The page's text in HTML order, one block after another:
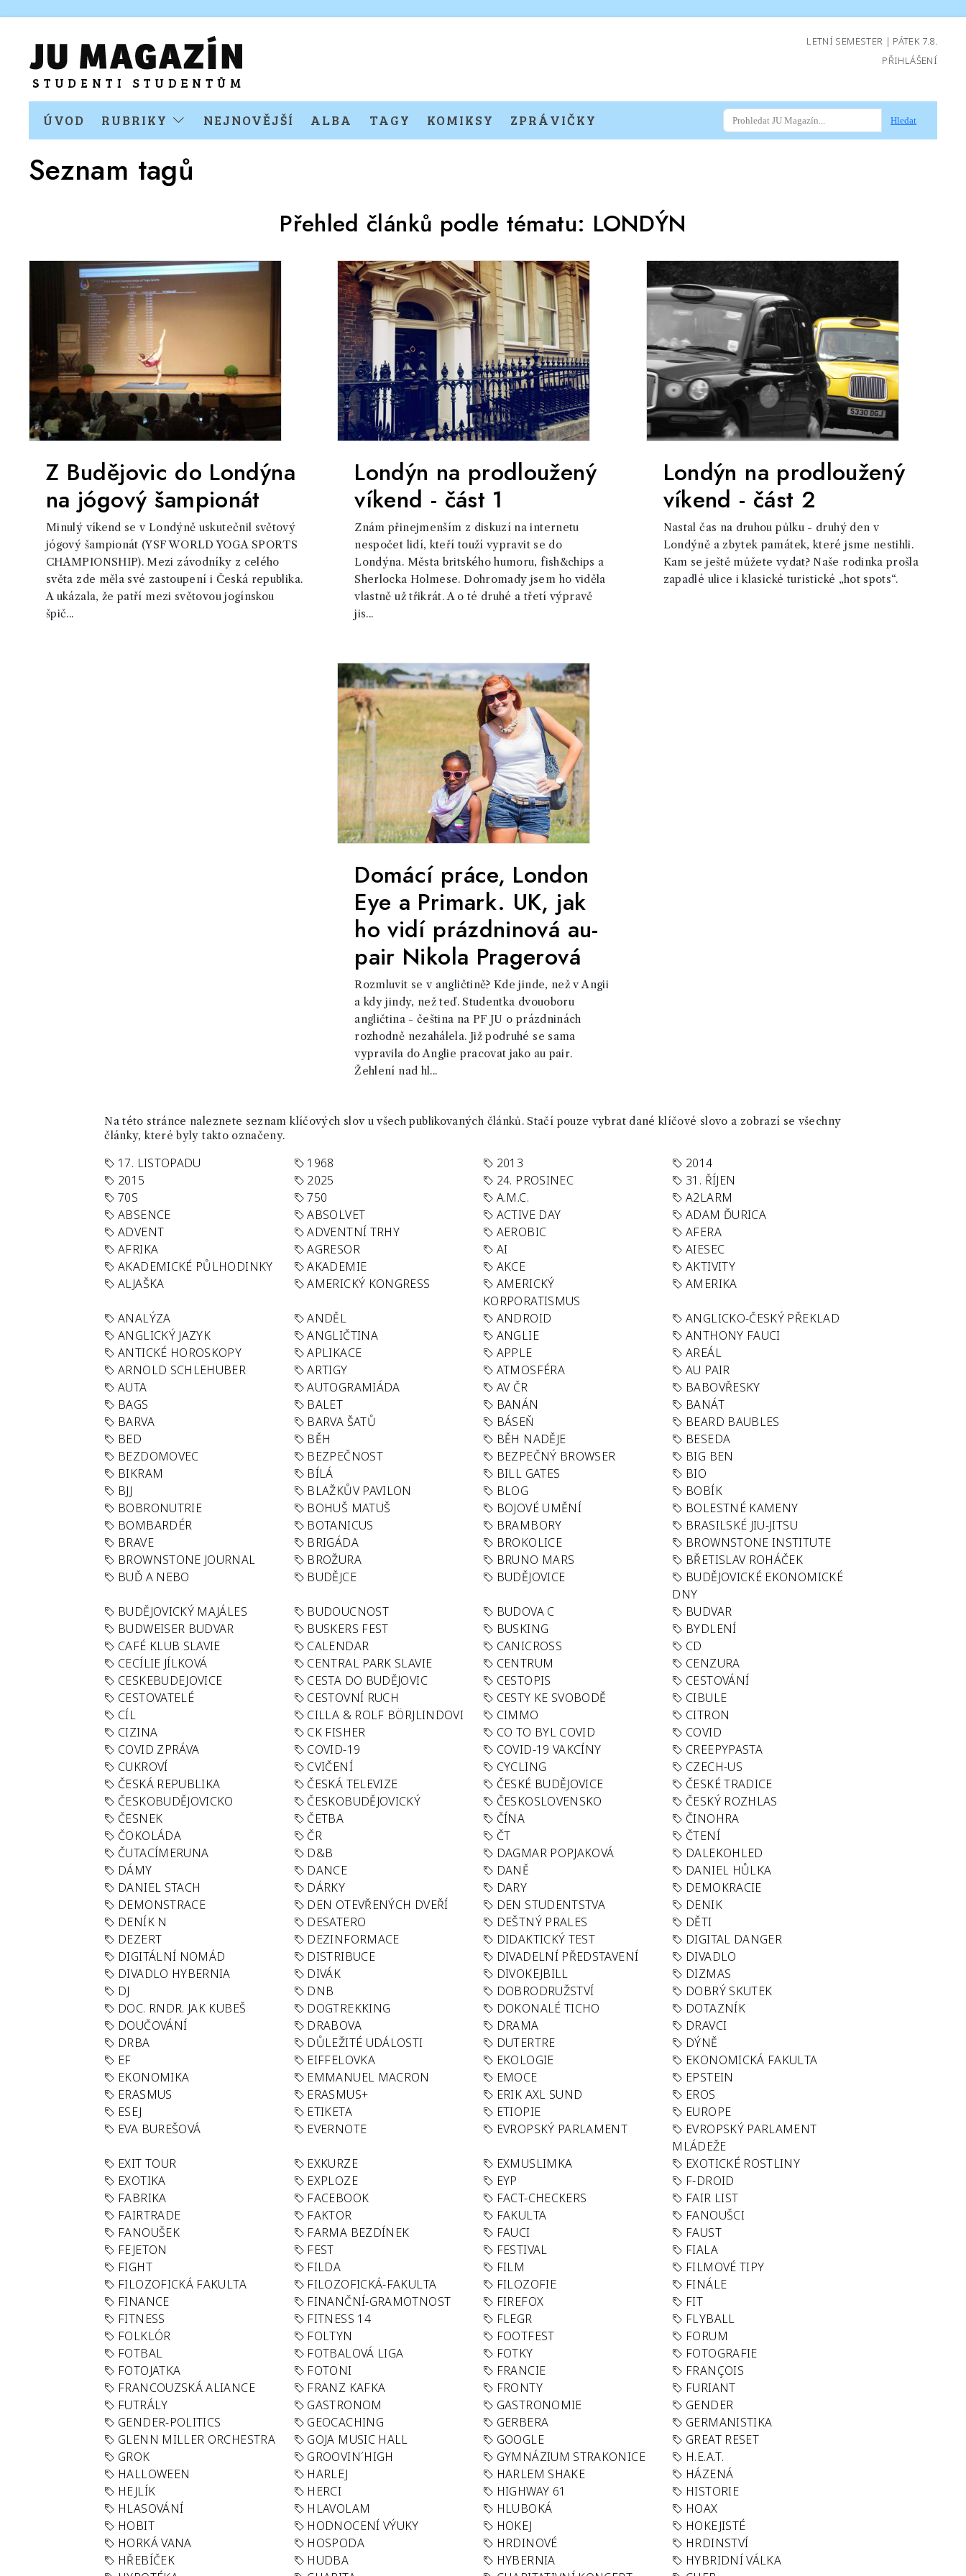
LETNÍ SEMESTER | PÁTEK 7.8.
PŘIHLÁŠENÍ
ÚVOD RUBRIKY NEJNOVĚJŠÍ ALBA TAGY KOMIKSY ZPRÁVIČKY Hledat
Seznam tagů
Přehled článků podle tématu: LONDÝN
Z Budějovic do Londýna
na jógový šampionát
Minulý víkend se v Londýně uskutečnil světový
jógový šampionát (YSF WORLD YOGA SPORTS
CHAMPIONSHIP). Mezi závodníky z celého
světa zde měla své zastoupení i Česká republika.
A ukázala, že patří mezi světovou jogínskou
špič...
Londýn na prodloužený
víkend - část 1
Znám přinejmenším z diskuzí na internetu
nespočet lidí, kteří touží vypravit se do
Londýna. Města britského humoru, fish&chips a
Sherlocka Holmese. Dohromady jsem ho viděla
vlastně už třikrát. A o té druhé a třetí výpravě
jis...
Londýn na prodloužený
víkend - část 2
Nastal čas na druhou půlku - druhý den v
Londýně a zbytek památek, které jsme nestihli.
Kam se ještě můžete vydat? Naše rodinka prošla
zapadlé ulice i klasické turistické „hot spots“.
Domácí práce, London
Eye a Primark. UK, jak
ho vidí prázdninová au-
pair Nikola Pragerová
Rozmluvit se v angličtině? Kde jinde, než v Angii
a kdy jindy, než teď. Studentka dvouoboru
angličtina - čeština na PF JU o prázdninách
rozhodně nezahálela. Již podruhé se sama
vypravila do Anglie pracovat jako au pair.
Žehlení nad hl...
Na této stránce naleznete seznam klíčových slov u všech publikovaných článků. Stačí pouze vybrat dané klíčové slovo a zobrazí se všechny
články, které byly takto označeny.
17. LISTOPADU 1968 2013
2014
2015
2025 24. PROSINEC
31. ŘÍJEN
70S
750 A.M.C.
A2LARM
ABSENCE
ABSOLVET ACTIVE DAY
ADAM ĎURICA
ADVENT
ADVENTNÍ TRHY AEROBIC
AFERA
AFRIKA
AGRESOR AI
AIESEC
AKADEMICKÉ PŮLHODINKY
AKADEMIE AKCE
AKTIVITY
ALJAŠKA
AMERICKÝ KONGRESS
AMERICKÝ
KORPORATISMUS
AMERIKA
ANALÝZA ANDĚL ANDROID
ANGLICKO-ČESKÝ PŘEKLAD
ANGLICKÝ JAZYK
ANGLIČTINA ANGLIE
ANTHONY FAUCI
ANTICKÉ HOROSKOPY
APLIKACE APPLE
AREÁL
ARNOLD SCHLEHUBER
ARTIGY ATMOSFÉRA
AU PAIR
AUTA
AUTOGRAMIÁDA AV ČR
BABOVŘESKY
BAGS
BALET BANÁN
BANÁT
BARVA
BARVA ŠATŮ BÁSEŇ
BEARD BAUBLES
BED
BĚH BĚH NADĚJE
BESEDA
BEZDOMOVEC
BEZPEČNOST BEZPEČNÝ BROWSER
BIG BEN
BIKRAM
BÍLÁ BILL GATES
BIO
BJJ
BLAŽKŮV PAVILON BLOG
BOBÍK
BOBRONUTRIE
BOHUŠ MATUŠ BOJOVÉ UMĚNÍ
BOLESTNÉ KAMENY
BOMBARDÉR
BOTANICUS BRAMBORY
BRASILSKÉ JIU-JITSU
BRAVE
BRIGÁDA BROKOLICE
BROWNSTONE INSTITUTE
BROWNSTONE JOURNAL
BROŽURA BRUNO MARS
BŘETISLAV ROHÁČEK
BUĎ A NEBO
BUDĚJCE BUDĚJOVICE
BUDĚJOVICKÉ EKONOMICKÉ
DNY
BUDĚJOVICKÝ MAJÁLES
BUDOUCNOST BUDOVA C
BUDVAR
BUDWEISER BUDVAR
BUSKERS FEST BUSKING
BYDLENÍ
CAFÉ KLUB SLAVIE
CALENDAR CANICROSS
CD
CECÍLIE JÍLKOVÁ
CENTRAL PARK SLAVIE CENTRUM
CENZURA
CESKEBUDEJOVICE
CESTA DO BUDĚJOVIC CESTOPIS
CESTOVÁNÍ
CESTOVATELÉ
CESTOVNÍ RUCH CESTY KE SVOBODĚ
CIBULE
CÍL
CILLA & ROLF BÖRJLINDOVI CIMMO
CITRON
CIZINA
CK FISHER CO TO BYL COVID
COVID
COVID ZPRÁVA
COVID-19 COVID-19 VAKCÍNY
CREEPYPASTA
CUKROVÍ
CVIČENÍ CYCLING
CZECH-US
ČESKÁ REPUBLIKA
ČESKÁ TELEVIZE ČESKÉ BUDĚJOVICE
ČESKÉ TRADICE
ČESKOBUDĚJOVICKO
ČESKOBUDĚJOVICKÝ ČESKOSLOVENSKO
ČESKÝ ROZHLAS
ČESNEK
ČETBA ČÍNA
ČINOHRA
ČOKOLÁDA
ČR ČT
ČTENÍ
ČUTACÍMERUNA
D&B DAGMAR POPJAKOVÁ
DALEKOHLED
DÁMY
DANCE DANĚ
DANIEL HŮLKA
DANIEL STACH
DÁRKY DARY
DEMOKRACIE
DEMONSTRACE
DEN OTEVŘENÝCH DVEŘÍ DEN STUDENTSTVA
DENIK
DENÍK N
DESATERO DEŠTNÝ PRALES
DĚTI
DEZERT
DEZINFORMACE DIDAKTICKÝ TEST
DIGITAL DANGER
DIGITÁLNÍ NOMÁD
DISTRIBUCE DIVADELNÍ PŘEDSTAVENÍ
DIVADLO
DIVADLO HYBERNIA
DIVÁK DIVOKEJBILL
DIZMAS
DJ
DNB DOBRODRUŽSTVÍ
DOBRÝ SKUTEK
DOC. RNDR. JAK KUBEŠ
DOGTREKKING DOKONALÉ TICHO
DOTAZNÍK
DOUČOVÁNÍ
DRABOVA DRAMA
DRAVCI
DRBA
DŮLEŽITÉ UDÁLOSTI DUTERTRE
DÝNĚ
EF
EIFFELOVKA EKOLOGIE
EKONOMICKÁ FAKULTA
EKONOMIKA
EMMANUEL MACRON EMOCE
EPSTEIN
ERASMUS
ERASMUS+ ERIK AXL SUND
EROS
ESEJ
ETIKETA ETIOPIE
EUROPE
EVA BUREŠOVÁ
EVERNOTE EVROPSKÝ PARLAMENT
EVROPSKÝ PARLAMENT
MLÁDEŽE
EXIT TOUR
EXKURZE EXMUSLIMKA
EXOTICKÉ ROSTLINY
EXOTIKA
EXPLOZE EYP
F-DROID
FABRIKA
FACEBOOK FACT-CHECKERS
FAIR LIST
FAIRTRADE
FAKTOR FAKULTA
FANOUŠCI
FANOUŠEK
FARMA BEZDÍNEK FAUCI
FAUST
FEJETON
FEST FESTIVAL
FIALA
FIGHT
FILDA FILM
FILMOVÉ TIPY
FILOZOFICKÁ FAKULTA
FILOZOFICKÁ-FAKULTA FILOZOFIE
FINÁLE
FINANCE
FINANČNÍ-GRAMOTNOST FIREFOX
FIT
FITNESS
FITNESS 14 FLEGR
FLYBALL
FOLKLÓR
FOLTYN FOOTFEST
FORUM
FOTBAL
FOTBALOVÁ LIGA FOTKY
FOTOGRAFIE
FOTOJATKA
FOTONI FRANCIE
FRANÇOIS
FRANCOUZSKÁ ALIANCE
FRANZ KAFKA FRONTY
FURIANT
FUTRÁLY
GASTRONOM GASTRONOMIE
GENDER
GENDER-POLITICS
GEOCACHING GERBERA
GERMANISTIKA
GLENN MILLER ORCHESTRA
GOJA MUSIC HALL GOOGLE
GREAT RESET
GROK
GROOVIN´HIGH GYMNÁZIUM STRAKONICE
H.E.A.T.
HALLOWEEN
HARLEJ HARLEM SHAKE
HÁZENÁ
HEJLÍK
HERCI HIGHWAY 61
HISTORIE
HLASOVÁNÍ
HLAVOLAM HLUBOKÁ
HOAX
HOBIT
HODNOCENÍ VÝUKY HOKEJ
HOKEJISTÉ
HORKÁ VANA
HOSPODA HRDINOVÉ
HRDINSTVÍ
HŘEBÍČEK
HUDBA HYBERNIA
HYBRIDNÍ VÁLKA